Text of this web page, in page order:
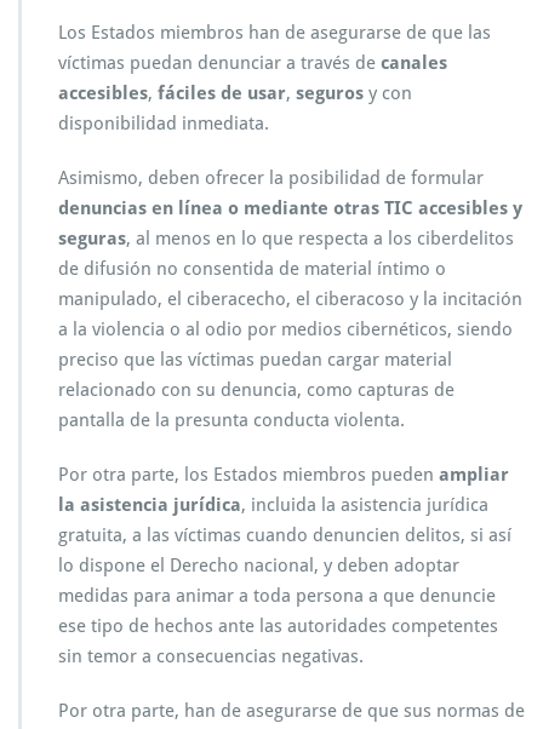
Los Estados miembros han de asegurarse de que las
víctimas puedan denunciar a través de canales
accesibles, fáciles de usar, seguros y con
disponibilidad inmediata.
Asimismo, deben ofrecer la posibilidad de formular
denuncias en línea o mediante otras TIC accesibles y
seguras, al menos en lo que respecta a los ciberdelitos
de difusión no consentida de material íntimo o
manipulado, el ciberacecho, el ciberacoso y la incitación
a la violencia o al odio por medios cibernéticos, siendo
preciso que las víctimas puedan cargar material
relacionado con su denuncia, como capturas de
pantalla de la presunta conducta violenta.
Por otra parte, los Estados miembros pueden ampliar
la asistencia jurídica, incluida la asistencia jurídica
gratuita, a las víctimas cuando denuncien delitos, si así
lo dispone el Derecho nacional, y deben adoptar
medidas para animar a toda persona a que denuncie
ese tipo de hechos ante las autoridades competentes
sin temor a consecuencias negativas.
Por otra parte, han de asegurarse de que sus normas de